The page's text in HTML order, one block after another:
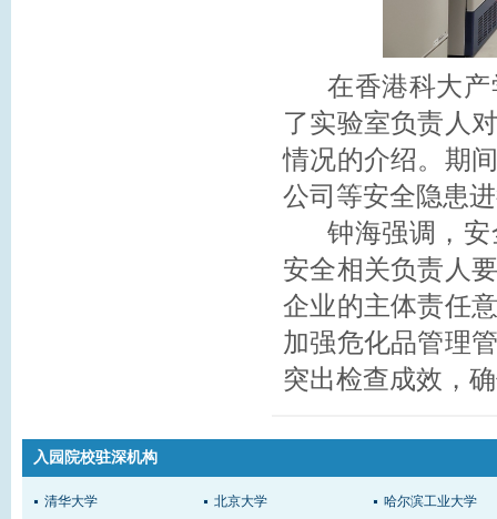
在香港科大产
了实验室负责人
情况的介绍。期
公司等安全隐患
钟海强调，安
安全相关负责人
企业的主体责任
加强危化品管理
突出检查成效，
入园院校驻深机构
清华大学 北京大学
哈尔滨工业大学